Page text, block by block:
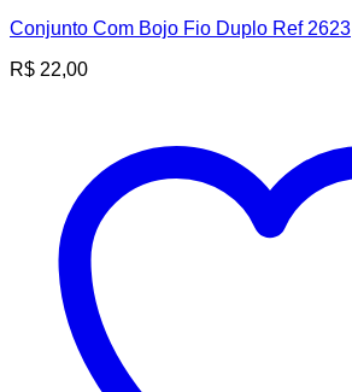
Conjunto Com Bojo Fio Duplo Ref 2623
R$ 22,00